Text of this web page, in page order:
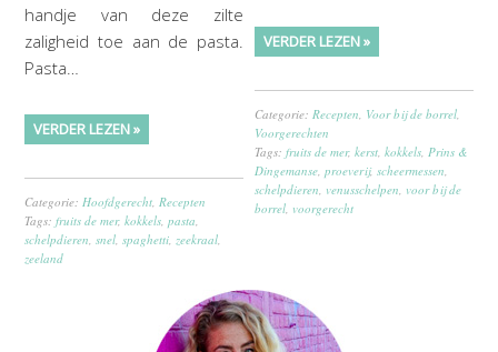
handje van deze zilte
zaligheid toe aan de pasta.
Pasta…
VERDER LEZEN »
Categorie: Hoofdgerecht Recepten
Tags:fruits de mer,kokkels ,pasta
schelpdieren ,snel ,spaghetti zeekraal
zeeland
VERDER LEZEN »
Categorie: Recepten Voor bij de borrel
Voorgerechten
Tags:fruits de mer,kerst ,kokkels Prins &
Dingemanse ,proeverij,scheermessen
schelpdieren venusschelpen voor bij de
borrel voorgerecht